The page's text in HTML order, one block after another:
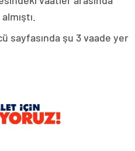
sayfasında şu 3 vaade yer